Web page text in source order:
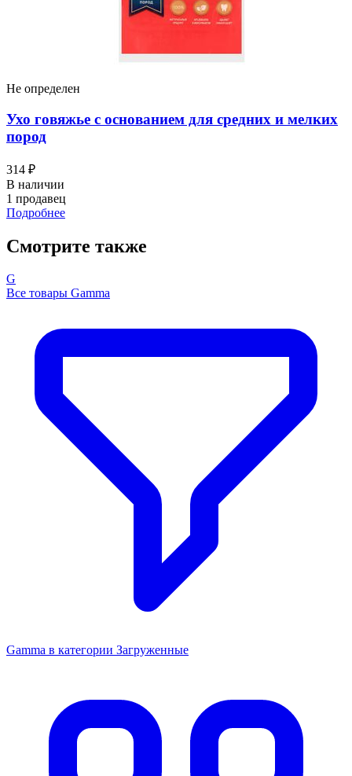
Не определен
Ухо говяжье с основанием для средних и мелких
пород
314 ₽
В наличии
1 продавец
Подробнее
Смотрите также
G
Все товары Gamma
Gamma в категории Загруженные